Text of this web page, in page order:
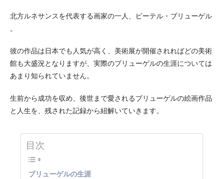
北方ルネサンスを代表する画家の一人、ピーテル・ブリューゲル
。
彼の作品は日本でも人気が高く、美術展が開催されればどの美術
館も大盛況となりますが、実際のブリューゲルの生涯については
あまり知られていません。
生前から成功を収め、後世まで愛されるブリューゲルの絵画作品
と人生を、残された記録から紐解いていきます。
目次
ブリューゲルの生涯